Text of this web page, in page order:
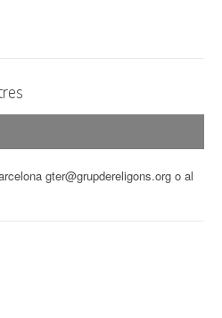
gter@grupdereligons.org o al